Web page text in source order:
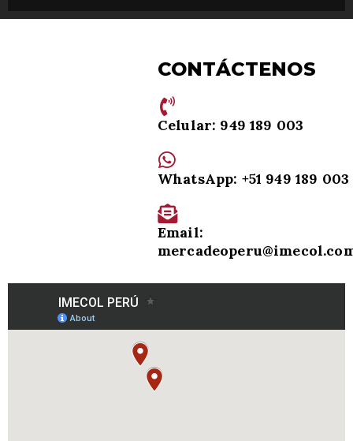
CONTÁCTENOS
Celular: 949 189 003
WhatsApp: +51 949 189 003
Email: